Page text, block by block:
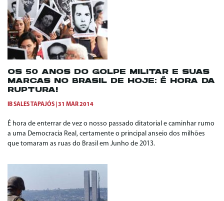
OS 50 ANOS DO GOLPE MILITAR E SUAS
MARCAS NO BRASIL DE HOJE: É HORA DA
RUPTURA!
IB SALES TAPAJÓS 31 MAR 2014
É hora de enterrar de vez o nosso passado ditatorial e caminhar rumo
a uma Democracia Real, certamente o principal anseio dos milhões
que tomaram as ruas do Brasil em Junho de 2013.